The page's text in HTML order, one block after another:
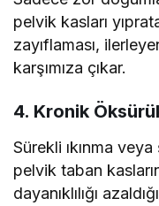
pelvik kasları
zayıflaması,
karşımıza çıkar.
4. Kronik
Sürekli ıkınma
pelvik taban
dayanıklılığı